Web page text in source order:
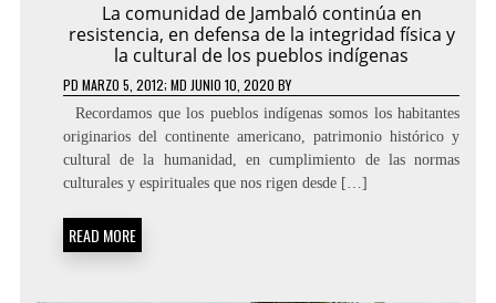
La comunidad de Jambaló continúa en
resistencia, en defensa de la integridad física y
la cultural de los pueblos indígenas
PD MARZO 5, 2012; MD JUNIO 10, 2020 BY
Recordamos que los pueblos indígenas somos los habitantes
originarios del continente americano, patrimonio histórico y
cultural de la humanidad, en cumplimiento de las normas
culturales y espirituales que nos rigen desde […]
READ MORE